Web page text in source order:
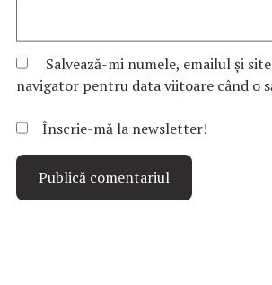
Salvează-mi numele, emailul și
navigator pentru data viitoare când o
Înscrie-mă la newsletter!